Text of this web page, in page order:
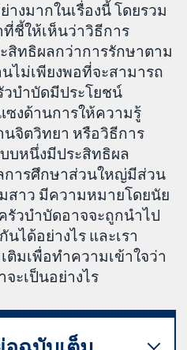
งมากในเรื่องนี้ โดยรวม
ชี้ให้เห็นว่าวิธีการ
สิทธิผลกว่าการรักษาตาม
ไม่เพียงพอที่จะสามารถ
วบำบัดมีประโยชน์
ซงด้านการให้ความรู้
จิตวิทยา หรือวิธีการ
บหนึ่งมีประสิทธิผล
การศึกษาส่วนใหญ่มีส่วน
สาว มีความหมายโดยนัย
วบำบัดอาจจะถูกนำไป
ได้อย่างไร และเรา
ติมเพื่อทำความเข้าใจว่า
ะเป็นอย่างไร